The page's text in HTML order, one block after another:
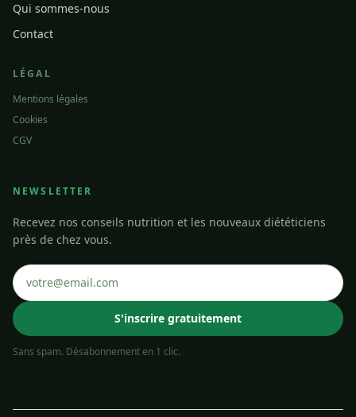
Qui sommes-nous
Contact
LÉGAL
Mentions légales
Cookies
CGV
NEWSLETTER
Recevez nos conseils nutrition et les nouveaux diététiciens
près de chez vous.
S'inscrire gratuitement
Sans spam. Désabonnement en 1 clic.